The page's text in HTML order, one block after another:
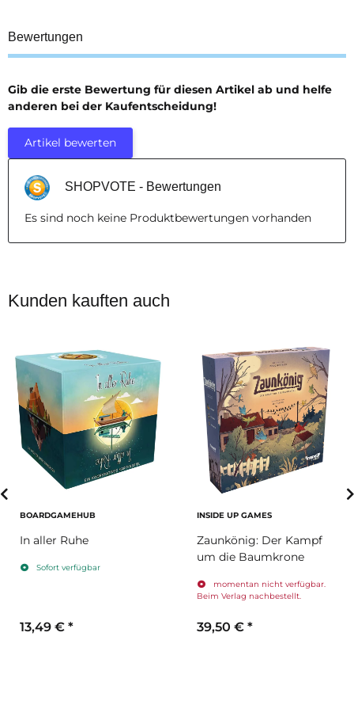
Bewertungen
Gib die erste Bewertung für diesen Artikel ab und helfe
anderen bei der Kaufentscheidung!
Artikel bewerten
SHOPVOTE - Bewertungen
Es sind noch keine Produktbewertungen vorhanden
Kunden kauften auch
BOARDGAMEHUB
In aller Ruhe
Sofort verfügbar
13,49 € *
INSIDE UP GAMES
Zaunkönig: Der Kampf
um die Baumkrone
momentan nicht verfügbar.
Beim Verlag nachbestellt.
39,50 € *